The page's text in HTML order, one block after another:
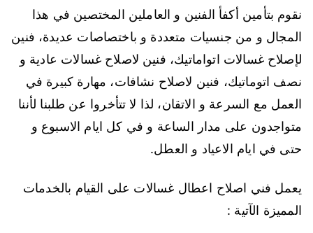
نقوم بتأمين أكفأ الفنين و العاملين المختصين في هذا
المجال و من جنسيات متعددة و باختصاصات عديدة، فنين
لإصلاح غسالات اتواماتيك، فنين لاصلاح غسالات عادية و
نصف اتوماتيك، فنين لاصلاح نشافات، مهارة كبيرة في
العمل مع السرعة و الاتقان، لذا لا تتأخروا عن طلبنا لأننا
متواجدون على مدار الساعة و في كل ايام الاسبوع و
حتى في ايام الاعياد و العطل.
يعمل فني اصلاح اعطال غسالات على القيام بالخدمات
المميزة الآتية :